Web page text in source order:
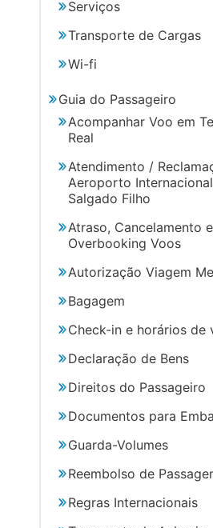
Serviços
Transporte de Cargas
Wi-fi
Guia do Passageiro
Acompanhar Voo em
Real
Atendimento /
Aeroporto Internacional
Salgado Filho
Atraso, Cancelamento e
Overbooking Voos
Autorização Viagem
Bagagem
Check-in e horários de
Declaração de Bens
Direitos do Passageiro
Documentos para
Guarda-Volumes
Reembolso de
Regras Internacionais